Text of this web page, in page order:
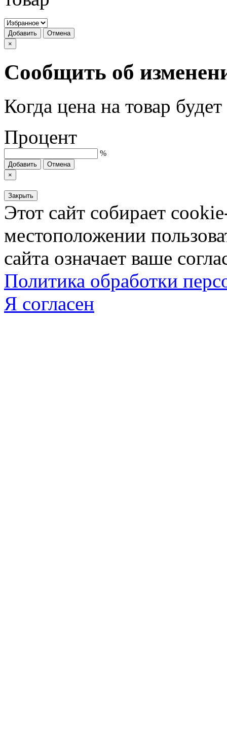
Добавить
Отмена
×
Сообщить об
Когда цена на товар
Процент
%
Добавить
Отмена
×
Закрыть
Этот сайт собирает
местоположении
сайта означает ваше
Политика обработки
Я согласен